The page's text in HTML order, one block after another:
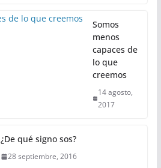
Somos
menos
capaces de
lo que
creemos
14 agosto,
2017
¿De qué signo sos?
28 septiembre, 2016